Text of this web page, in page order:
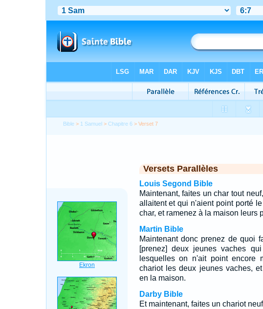
Bible > 1 Samuel >Chapitre 6 > Verset 7
Versets Parallèles
Louis Segond Bible
Maintenant, faites un char tout
allaitent et qui n'aient point porté
char, et ramenez à la maison leurs
Martin Bible
Maintenant donc prenez de quoi
[prenez] deux jeunes vaches
lesquelles on n'ait point encore
chariot les deux jeunes vaches,
en la maison.
Darby Bible
Et maintenant, faites un chariot